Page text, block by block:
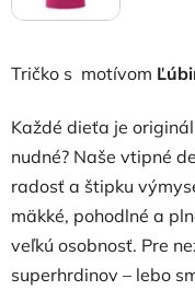
Tričko s motívom
Každé dieťa je
nudné? Naše vtipné
radosť a štipku
mäkké, pohodlné a
veľkú osobnosť. Pre
superhrdinov – lebo